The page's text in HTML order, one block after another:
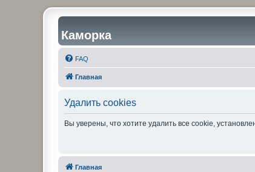
Каморка
FAQ
Главная
Удалить cookies
Вы уверены, что хотите удалить все cookie,
Главная